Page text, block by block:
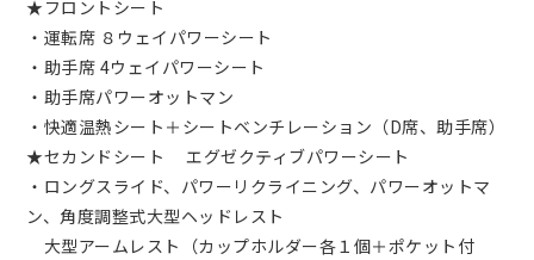
★フロントシート
・運転席 ８ウェイパワーシート
・助手席 4ウェイパワーシート
・助手席パワーオットマン
・快適温熱シート＋シートベンチレーション（D席、助手席）
★セカンドシート エグゼクティブパワーシート
・ロングスライド、パワーリクライニング、パワーオットマ
ン、角度調整式大型ヘッドレスト
大型アームレスト（カップホルダー各１個＋ポケット付